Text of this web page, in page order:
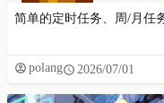
简单的定时任务、周/月任
polang 2026/07/01